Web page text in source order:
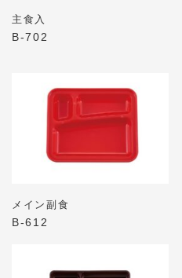
主食入
B-702
メイン副食
B-612